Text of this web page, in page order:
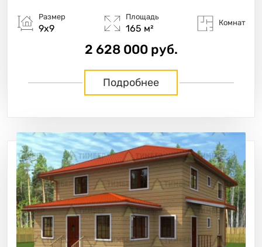
Размер
9х9
Площадь
165 м²
Комнат
2 628 000 руб.
Подробнее